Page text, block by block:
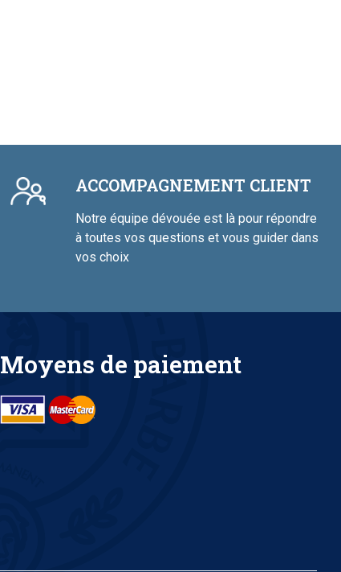
ACCOMPAGNEMENT CLIENT
Notre équipe dévouée est là pour répondre
à toutes vos questions et vous guider dans
vos choix
Moyens de paiement